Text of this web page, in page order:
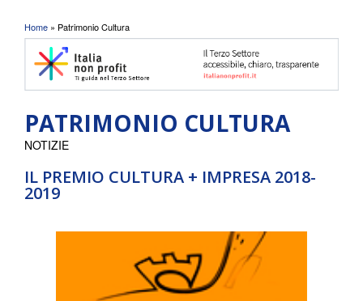
Tu sei qui
Home » Patrimonio Cultura
PATRIMONIO CULTURA
IL PREMIO CULTURA + IMPRESA 2018-
2019
NOTIZIE